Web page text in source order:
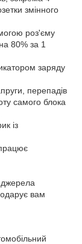
змінного
роз'єму
80% за 1
заряду
перепадів
самого блока
із
джерела
вам